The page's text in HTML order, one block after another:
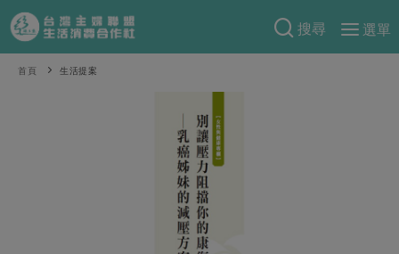
搜尋
選單
產品分類
當令水果
蕈菇類
首頁 生活提案